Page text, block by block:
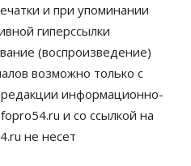
выросли на 8%
помощь: корабль-
Новосибирской
и при упоминании
гиперссылки
(воспроизведение)
возможно только с
информационно-
и со ссылкой на
не несет